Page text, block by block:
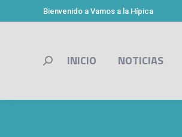
Bienvenido a Vamos a la Hípica
INICIO NOTICIAS
Buscar: